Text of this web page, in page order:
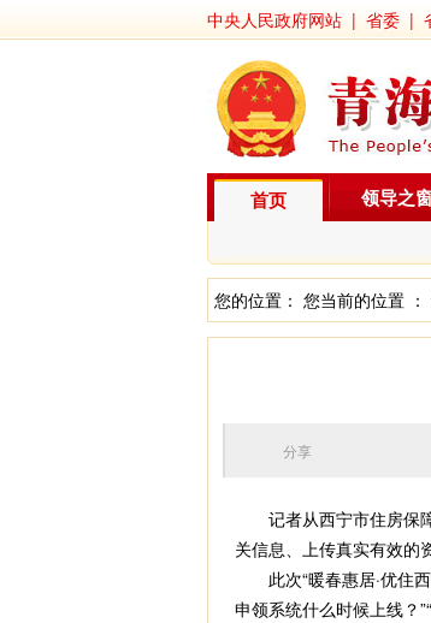
中央人民政府网站 | 省委 |
首页 领导之
您的位置： 您当前的位置 ：
分享
记者从西宁市住房保障
关信息、上传真实有效的
此次“暖春惠居·优住西
申领系统什么时候上线？